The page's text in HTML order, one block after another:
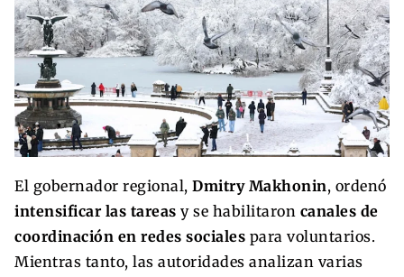
El gobernador regional, Dmitry Makhonin, ordenó
intensificar las tareas y se habilitaron canales de
coordinación en redes sociales para voluntarios.
Mientras tanto, las autoridades analizan varias